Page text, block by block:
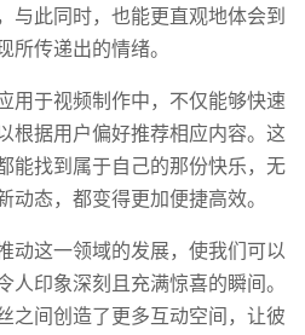
与此同时，也能更直观地体会到
所传递出的情绪。
用于视频制作中，不仅能够快速
根据用户偏好推荐相应内容。这
能找到属于自己的那份快乐，无
态，都变得更加便捷高效。
动这一领域的发展，使我们可以
印象深刻且充满惊喜的瞬间。
之间创造了更多互动空间，让彼